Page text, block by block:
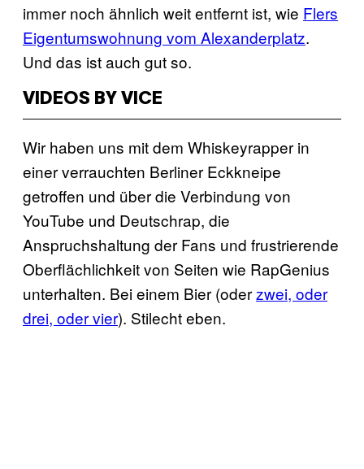
immer noch ähnlich weit entfernt ist, wie Flers
Eigentumswohnung vom Alexanderplatz.
Und das ist auch gut so.
VIDEOS BY VICE
Wir haben uns mit dem Whiskeyrapper in
einer verrauchten Berliner Eckkneipe
getroffen und über die Verbindung von
YouTube und Deutschrap, die
Anspruchshaltung der Fans und frustrierende
Oberflächlichkeit von Seiten wie RapGenius
unterhalten. Bei einem Bier (oderzwei, oder
drei, oder vier). Stilecht eben.